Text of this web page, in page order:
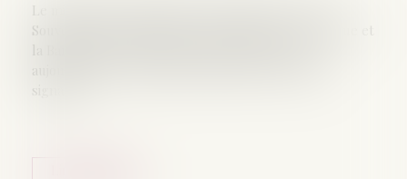
Le ministère de l'Économie, des Finances et de la
Souveraineté industrielle, énergétique et numérique et
aujourd'hui 7 mai du fichier national des comptes
signalés...